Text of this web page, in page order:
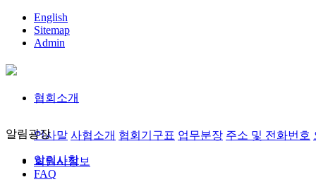
English
Sitemap
Admin
협회소개
인사말 사협소개 협회기구표 업무분장 주소 및 전화번호
회원사정보
알림광장
알림사항
FAQ